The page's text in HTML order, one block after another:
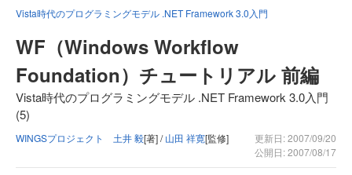
Vista時代のプログラミングモデル .NET Framework 3.0入門
WF（Windows Workflow
Foundation）チュートリアル 前編
Vista時代のプログラミングモデル .NET Framework 3.0入門
(5)
WINGSプロジェクト 土井 毅[著] /山田 祥寛[監修]
更新日: 2007/09/20
公開日: 2007/08/17